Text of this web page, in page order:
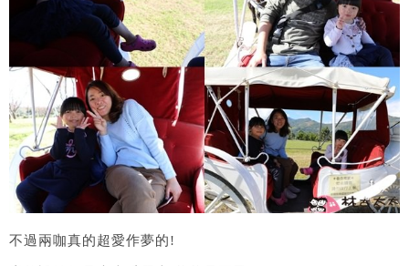
不過兩咖真的超愛作夢的!